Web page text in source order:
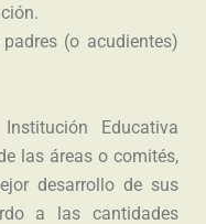
(o acudientes)
Educativa
las áreas o comités,
desarrollo de sus
a las cantidades